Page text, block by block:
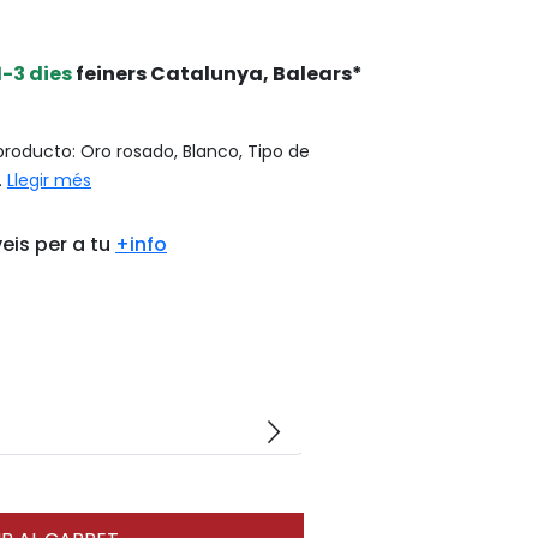
3 diesfeiners Catalunya, Balears*
Oro rosado, Blanco, Tipo de
Llegir més
per a tu +info
arrow_forward_ios